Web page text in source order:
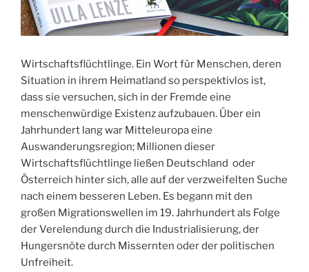
Wirtschaftsflüchtlinge. Ein Wort für Menschen, deren
Situation in ihrem Heimatland so perspektivlos ist,
dass sie versuchen, sich in der Fremde eine
menschenwürdige Existenz aufzubauen. Über ein
Jahrhundert lang war Mitteleuropa eine
Auswanderungsregion; Millionen dieser
Wirtschaftsflüchtlinge ließen Deutschland oder
Österreich hinter sich, alle auf der verzweifelten Suche
nach einem besseren Leben. Es begann mit den
großen Migrationswellen im 19. Jahrhundert als Folge
der Verelendung durch die Industrialisierung, der
Hungersnöte durch Missernten oder der politischen
Unfreiheit.